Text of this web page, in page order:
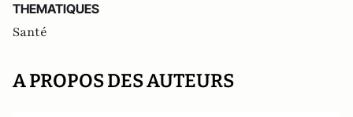
THEMATIQUES
Santé
A PROPOS DES AUTEURS